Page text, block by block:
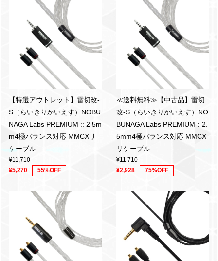
【特選アウトレット】雷切改-
S（らいきりかいえす）NOBU
NAGA Labs PREMIUM :: 2.5m
m4極バランス対応 MMCXリ
ケーブル
¥11,710
¥5,270
55%OFF
≪送料無料≫【中古品】雷切
改-S（らいきりかいえす）NO
BUNAGA Labs PREMIUM：2.
5mm4極バランス対応 MMCX
リケーブル
¥11,710
¥2,928
75%OFF